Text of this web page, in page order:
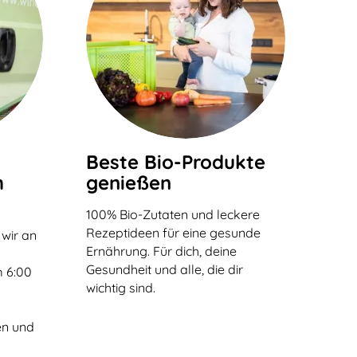
an
6:00
und
Beste Bio-Produkte
genießen
100% Bio-Zutaten und leckere
Rezeptideen für eine gesunde
Ernährung. Für dich, deine
Gesundheit und alle, die dir
wichtig sind.